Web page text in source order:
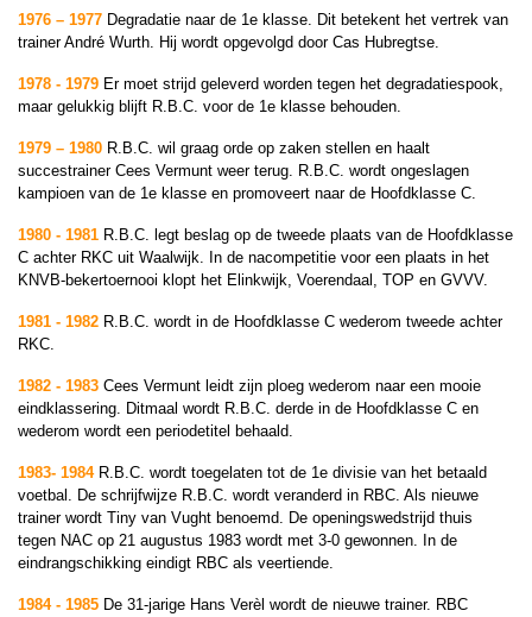
1976 – 1977 Degradatie naar de 1e klasse. Dit betekent het vertrek van
trainer André Wurth. Hij wordt opgevolgd door Cas Hubregtse.
1978 - 1979 Er moet strijd geleverd worden tegen het degradatiespook,
maar gelukkig blijft R.B.C. voor de 1e klasse behouden.
1979 – 1980 R.B.C. wil graag orde op zaken stellen en haalt
succestrainer Cees Vermunt weer terug. R.B.C. wordt ongeslagen
kampioen van de 1e klasse en promoveert naar de Hoofdklasse C.
1980 - 1981 R.B.C. legt beslag op de tweede plaats van de Hoofdklasse
C achter RKC uit Waalwijk. In de nacompetitie voor een plaats in het
KNVB-bekertoernooi klopt het Elinkwijk, Voerendaal, TOP en GVVV.
1981 - 1982 R.B.C. wordt in de Hoofdklasse C wederom tweede achter
RKC.
1982 - 1983 Cees Vermunt leidt zijn ploeg wederom naar een mooie
eindklassering. Ditmaal wordt R.B.C. derde in de Hoofdklasse C en
wederom wordt een periodetitel behaald.
1983- 1984R.B.C. wordt toegelaten tot de 1e divisie van het betaald
voetbal. De schrijfwijze R.B.C. wordt veranderd in RBC. Als nieuwe
trainer wordt Tiny van Vught benoemd. De openingswedstrijd thuis
tegen NAC op 21 augustus 1983 wordt met 3-0 gewonnen. In de
eindrangschikking eindigt RBC als veertiende.
1984 - 1985 De 31-jarige Hans Verèl wordt de nieuwe trainer. RBC